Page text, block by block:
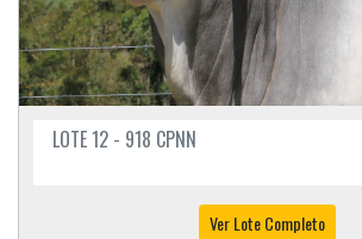
LOTE 12 - 918 CPNN
Ver Lote Completo